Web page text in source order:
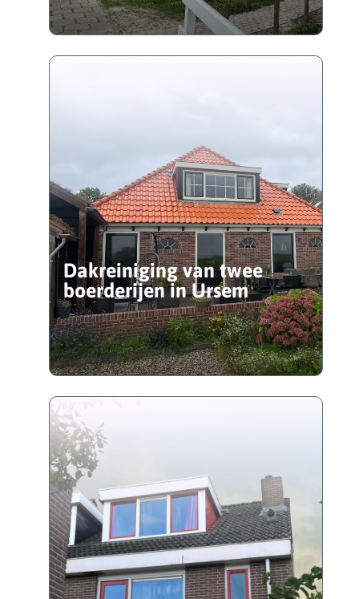
Dakreiniging van twee
boerderijen in Ursem